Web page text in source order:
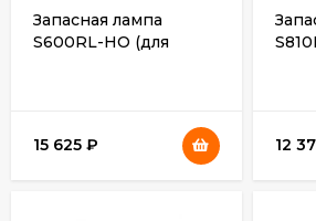
Запасная лампа
S600RL-HO (для
15 625 ₽ 12